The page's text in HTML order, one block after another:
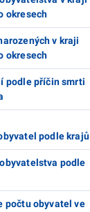
okresech
v kraji
okresech
podle příčin smrti
podle krajů
podle
počtu obyvatel ve